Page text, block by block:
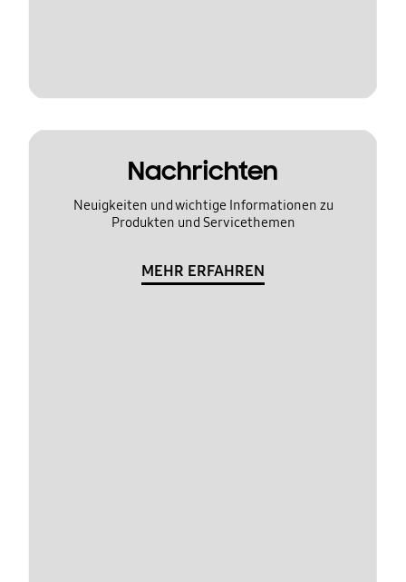
Nachrichten
Neuigkeiten und wichtige Informationen zu
Produkten und Servicethemen
MEHR ERFAHREN